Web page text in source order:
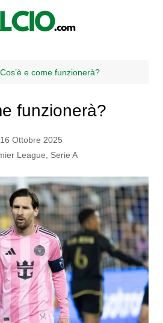
Cos’è e come funzionerà?
funzionerà?
16 Ottobre 2025
League Serie A